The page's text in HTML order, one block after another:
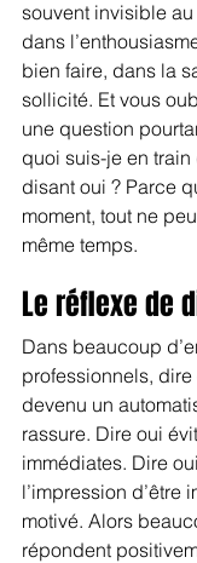
souvent invisible
dans
bien faire, dans la
sollicité. Et vous
une question
quoi suis-je en
disant oui ? Parce
moment, tout ne
même temps.
Le réflexe de
Dans beaucoup
professionnels,
devenu un
rassure. Dire oui
immédiates. Dire
l’impression d’être
motivé. Alors
répondent